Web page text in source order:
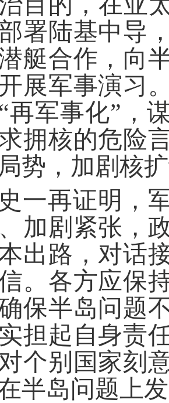
署陆基中导
艇合作，向
展军事演习
再军事化”，
拥核的危险
势，加剧核
一再证明，
加剧紧张，
出路，对话
。各方应保
保半岛问题
担起自身责
个别国家刻
半岛问题上